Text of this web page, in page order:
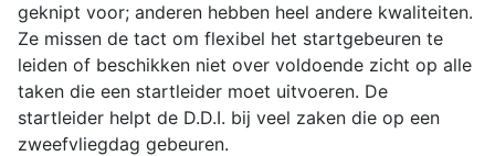
geknipt voor; anderen hebben heel andere kwaliteiten.
Ze missen de tact om flexibel het startgebeuren te
leiden of beschikken niet over voldoende zicht op alle
taken die een startleider moet uitvoeren. De
startleider helpt de D.D.I. bij veel zaken die op een
zweefvliegdag gebeuren.